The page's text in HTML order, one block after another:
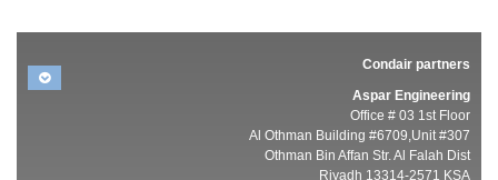
Condair partners
Aspar Engineering
Office # 03 1st Floor
Al Othman Building #6709,Unit #307
Othman Bin Affan Str. Al Falah Dist
Riyadh 13314-2571 KSA